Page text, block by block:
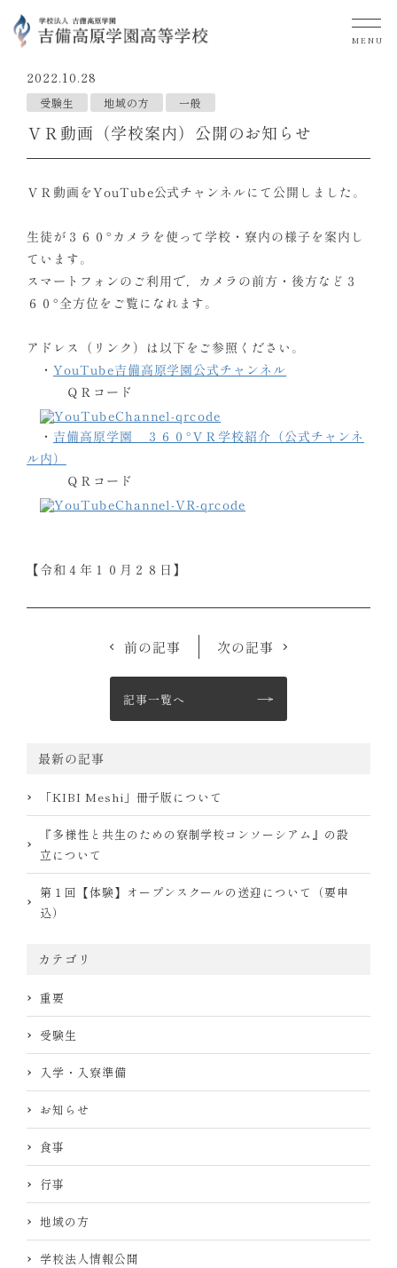
MENU
最新の記事
「KIBI Meshi」冊子版について
『多様性と共生のための寮制学校コンソーシアム』の設
立について
第１回【体験】オープンスクールの送迎について（要申
込）
カテゴリ
重要
受験生
入学・入寮準備
お知らせ
食事
行事
地域の方
学校法人情報公開
2022.10.28
受験生 地域の方 一般
ＶＲ動画（学校案内）公開のお知らせ
ＶＲ動画をYouTube公式チャンネルにて公開しました。
生徒が３６０°カメラを使って学校・寮内の様子を案内し
ています。
スマートフォンのご利用で，カメラの前方・後方など３
６０°全方位をご覧になれます。
アドレス（リンク）は以下をご参照ください。
・ YouTube吉備高原学園公式チャンネル
ＱＲコード
・ 吉備高原学園 ３６０°ＶＲ学校紹介（公式チャンネ
ル内）
ＱＲコード
【令和４年１０月２８日】
記事一覧へ
前の記事 次の記事